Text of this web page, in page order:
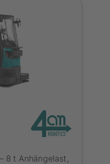
8 t Anhängelast,